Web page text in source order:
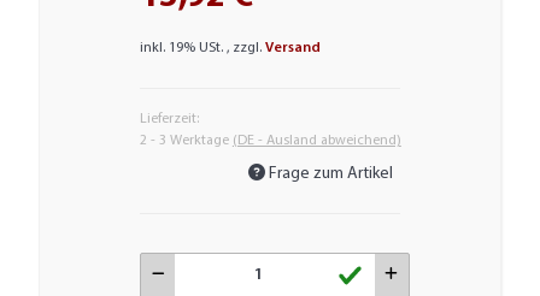
inkl. 19% USt. , zzgl. Versand
Lieferzeit:
2 - 3 Werktage (DE - Ausland abweichend)
Frage zum Artikel